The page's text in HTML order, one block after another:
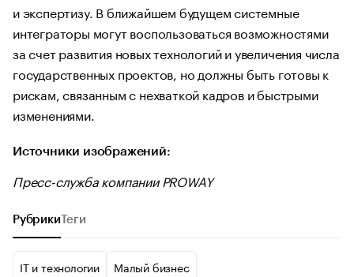
и экспертизу. В ближайшем будущем системные
интеграторы могут воспользоваться возможностями
за счет развития новых технологий и увеличения числа
государственных проектов, но должны быть готовы к
рискам, связанным с нехваткой кадров и быстрыми
изменениями.
Источники изображений:
Пресс-служба компании PROWAY
РубрикиТеги
IT и технологии Малый бизнес